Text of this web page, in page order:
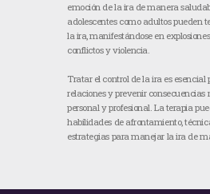
emoción de la ira de manera
adolescentes como adultos pueden
la ira, manifestándose en
conflictos y violencia.
Tratar el control de la ira es esencial
relaciones y prevenir
personal y profesional. La terapia
habilidades de afrontamiento,
estrategias para manejar la ira de